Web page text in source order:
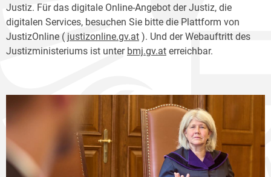
Justiz. Für das digitale Online-Angebot der Justiz, die
digitalen Services, besuchen Sie bitte die Plattform von
JustizOnline ( justizonline.gv.at ). Und der Webauftritt des
Justizministeriums ist unter bmj.gv.at erreichbar.